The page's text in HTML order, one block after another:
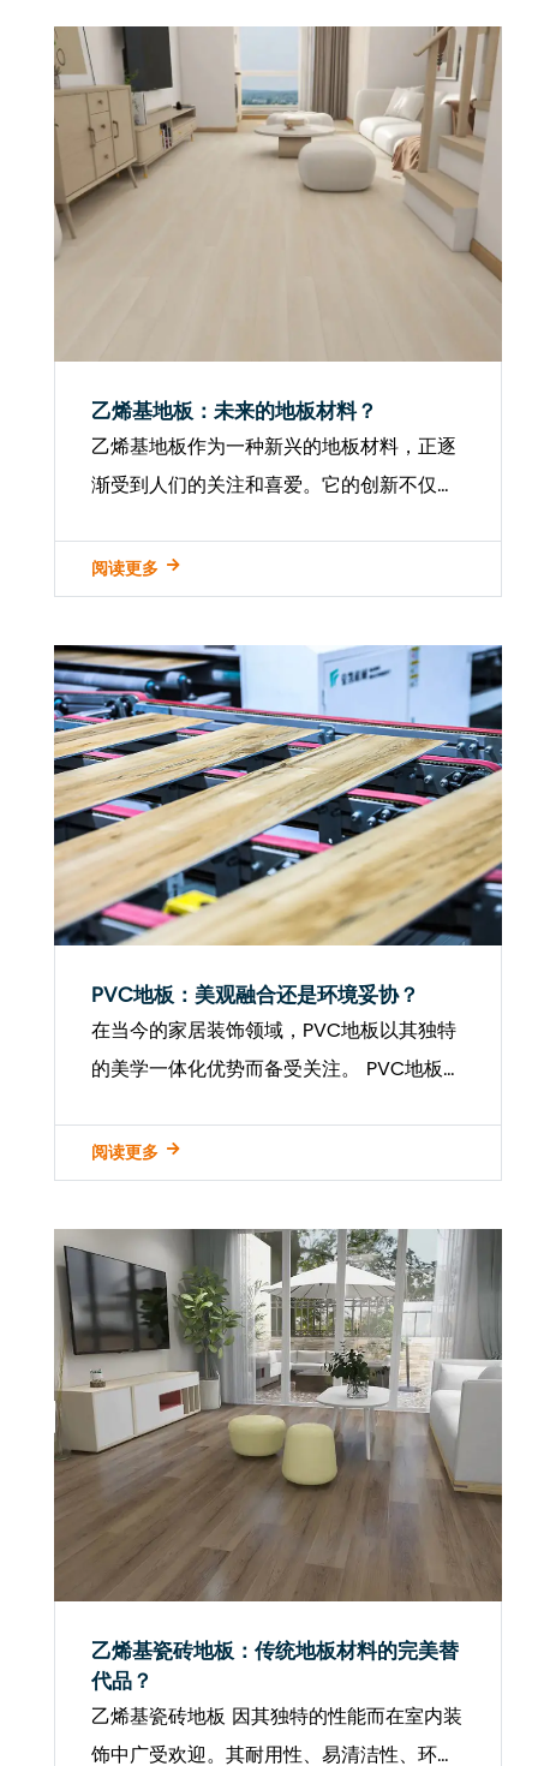
料， 乙烯基板 正在逐步显示其在环境保护
领...
乙烯基地板：未来的地板材料？
乙烯基地板作为一种新兴的地板材料，正逐
渐受到人们的关注和喜爱。它的创新不仅在
和环保方面的突破。 乙烯基地板 采用聚氯
乙烯（PVC）为主要原料，采用先进的生产
工艺和技术加工而成。乙烯基地板比木...
阅读更多
PVC地板：美观融合还是环境妥协？
在当今的家居装饰领域，PVC地板以其独特
的美学一体化优势而备受关注。 PVC地板作
性能，还可以与各种时尚设计风格完美融
合，为家居环境注入新的活力和美丽。 PVC
地板 是一种具有丰富美学特征的...
阅读更多
乙烯基瓷砖地板：传统地板材料的完美替
代品？
乙烯基瓷砖地板 因其独特的性能而在室内装
饰中广受欢迎。其耐用性、易清洁性、环保